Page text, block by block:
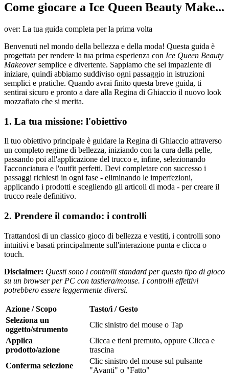
Come giocare a Ice Queen Beauty Make...
over: La tua guida completa per la prima volta
Benvenuti nel mondo della bellezza e della moda! Questa guida è
progettata per rendere la tua prima esperienza con Ice Queen Beauty
Makeoversemplice e divertente. Sappiamo che sei impaziente di
iniziare, quindi abbiamo suddiviso ogni passaggio in istruzioni
semplici e pratiche. Quando avrai finito questa breve guida, ti
sentirai sicuro e pronto a dare alla Regina di Ghiaccio il nuovo look
mozzafiato che si merita.
1. La tua missione: l'obiettivo
Il tuo obiettivo principale è guidare la Regina di Ghiaccio attraverso
un completo regime di bellezza, iniziando con la cura della pelle,
passando poi all'applicazione del trucco e, infine, selezionando
l'acconciatura e l'outfit perfetti. Devi completare con successo i
passaggi richiesti in ogni fase - eliminando le imperfezioni,
applicando i prodotti e scegliendo gli articoli di moda - per creare il
trucco reale definitivo.
2. Prendere il comando: i controlli
Trattandosi di un classico gioco di bellezza e vestiti, i controlli sono
intuitivi e basati principalmente sull'interazione punta e clicca o
touch.
Disclaimer: Questi sono i controlli standard per questo tipo di gioco
su un browser per PC con tastiera/mouse. I controlli effettivi
potrebbero essere leggermente diversi.
Azione / Scopo
Tasto/i / Gesto
Seleziona un
oggetto/strumento
Clic sinistro del mouse o Tap
Applica
prodotto/azione
Clicca e tieni premuto, oppure Clicca e
trascina
Conferma selezione
Clic sinistro del mouse sul pulsante
"Avanti" o "Fatto"